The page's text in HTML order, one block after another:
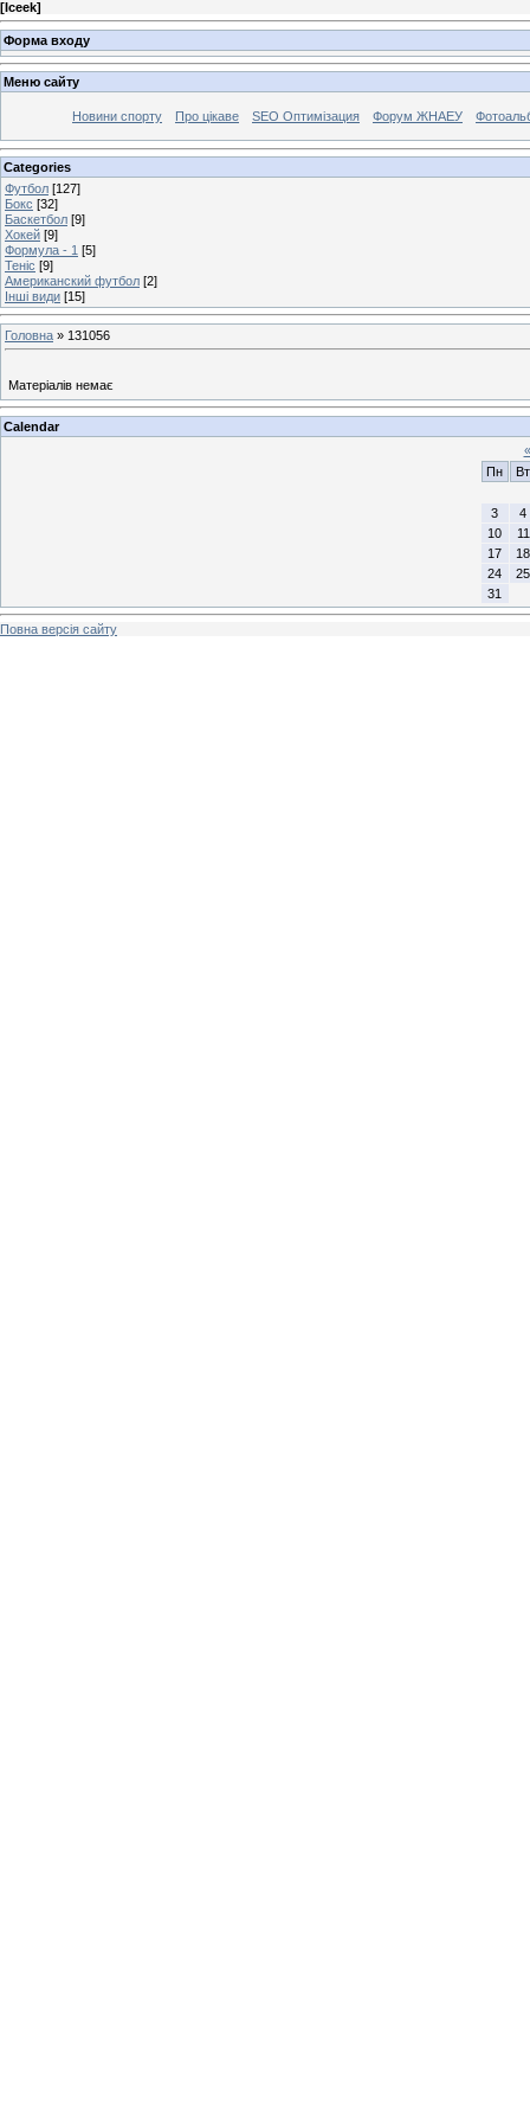
[Iceek]
Форма входу
Меню сайту
Новини спорту Про цікаве SEO Оптимізация Форум ЖНАЕУ
Categories
Футбол [127]
Бокс [32]
Баскетбол [9]
Хокей [9]
Формула - 1 [5]
Теніс [9]
Американский футбол [2]
Інші види [15]
Головна » 131056
Матеріалів немає
Calendar
«
Пн
Вт
3
4
10
11
17
18
24
25
31
Повна версія сайту